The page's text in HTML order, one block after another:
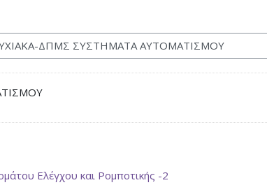
Ελέγχου και Ρομποτικής -2